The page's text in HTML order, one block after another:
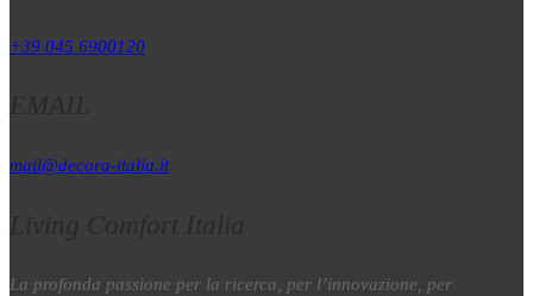
+39 045 6900120
mail@decora-italia.it
La profonda passione per la ricerca, per l’innovazione, per